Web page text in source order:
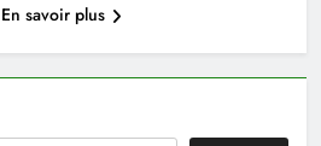
En savoir plus